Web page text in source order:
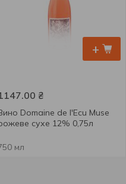
+
₴
Domaine de l'Ecu Muse
сухе 12% 0,75л
мл